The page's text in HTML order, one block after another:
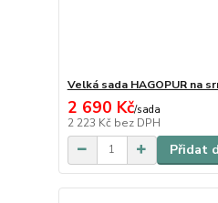
Velká sada HAGOPUR na
2 690 Kč/sada
2 223 Kč bez DPH
Přidat